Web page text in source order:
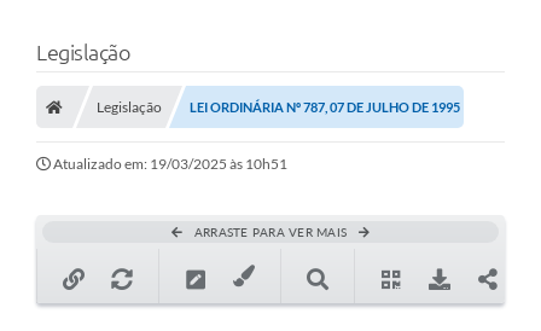
Transparência
Legislação
Editais
SIAFIC
Legislação
Legislação LEI ORDINÁRIA Nº 787, 07 DE JULHO DE 1995
Atualizado em: 19/03/2025 às 10h51
ARRASTE PARA VER MAIS